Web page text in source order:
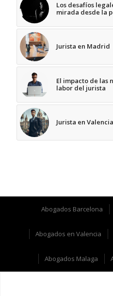
Los desafíos
mirada desde la
Jurista en Madrid
El impacto de las
labor del jurista
Jurista en Valencia
Abogados Barcelona
Abogados en Valencia
Abogados Malaga